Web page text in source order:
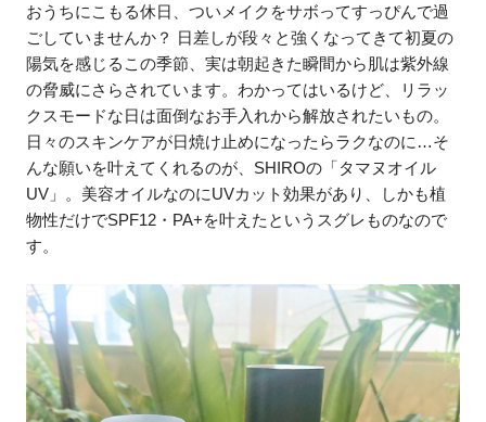
おうちにこもる休日、ついメイクをサボってすっぴんで過
ごしていませんか？ 日差しが段々と強くなってきて初夏の
陽気を感じるこの季節、実は朝起きた瞬間から肌は紫外線
の脅威にさらされています。わかってはいるけど、リラッ
クスモードな日は面倒なお手入れから解放されたいもの。
日々のスキンケアが日焼け止めになったらラクなのに…そ
んな願いを叶えてくれるのが、SHIROの「タマヌオイル
UV」。美容オイルなのにUVカット効果があり、しかも植
物性だけでSPF12・PA+を叶えたというスグレものなので
す。